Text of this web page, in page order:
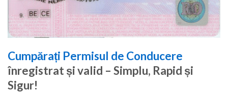
Cumpărați Permisul de Conducere
înregistrat și valid – Simplu, Rapid și
Sigur!